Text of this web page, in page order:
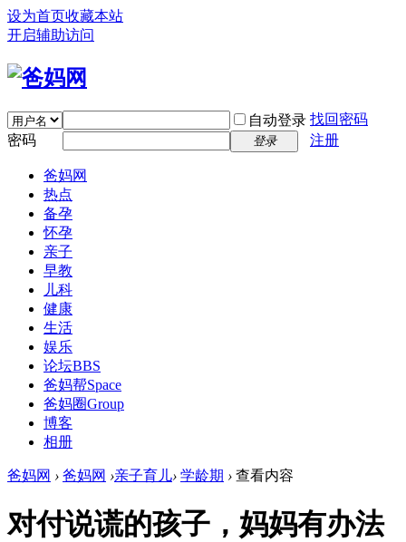
设为首页收藏本站
开启辅助访问
自动登录 找回密码
密码
登录 注册
爸妈网
热点
备孕
怀孕
亲子
早教
儿科
健康
生活
娱乐
论坛BBS
爸妈帮Space
爸妈圈Group
博客
相册
爸妈网 › 爸妈网 ›亲子育儿› 学龄期 › 查看内容
对付说谎的孩子，妈妈有办法